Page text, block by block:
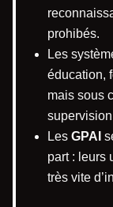
prohibés.
Les
éducation,
mais sous
Les GPAI
part : leurs
très vite